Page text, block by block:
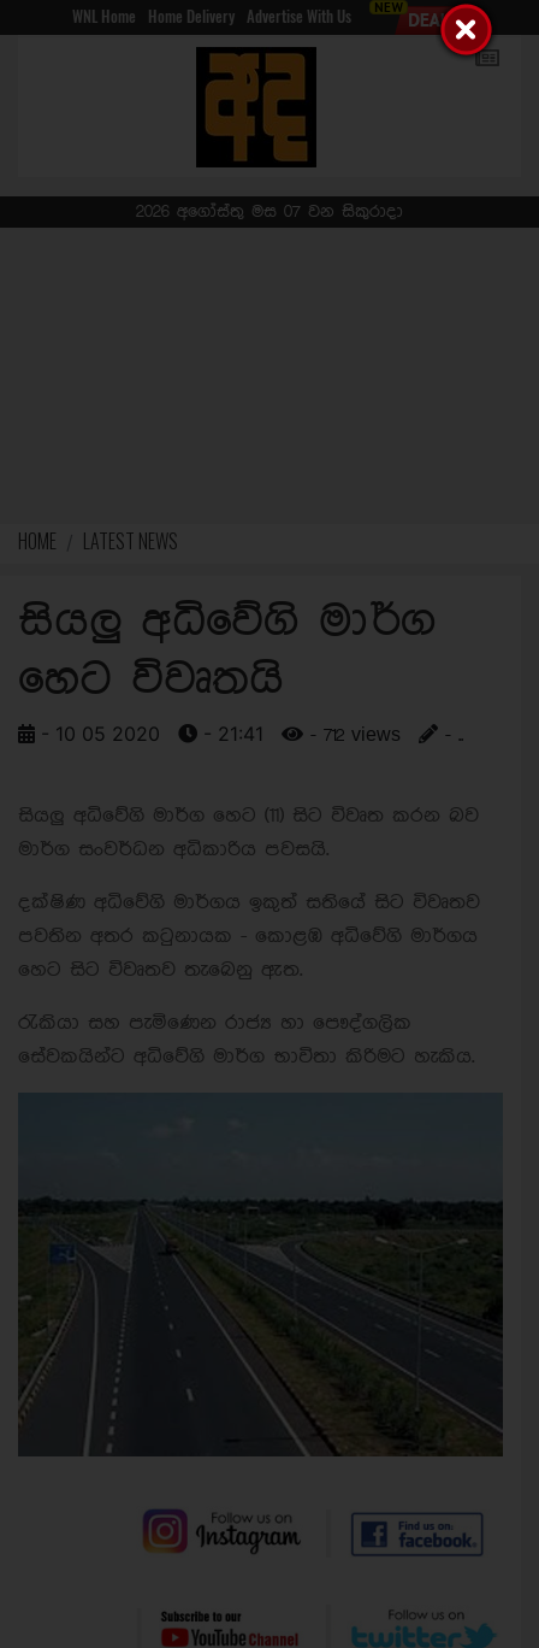
WNL Home Home Delivery Advertise With Us
2026 අගෝස්තු මස 07 වන සිකුරාදා
HOME LATEST NEWS
සියලු අධිවේගි මාර්ග
හෙට විවෘතයි
- 10 05 2020 - 21:41 - 712 views - ..
සියලු අධිවේගි මාර්ග හෙට (11) සිට විවෘත කරන බව
මාර්ග සංවර්ධන අධිකාරිය පවසයි.
දක්ෂිණ අධිවේගි මාර්ගය ඉකුත් සතියේ සිට විවෘතව
පවතින අතර කටුනායක - කොළඹ අධිවේගි මාර්ගය
හෙට සිට විවෘතව තැබෙනු ඇත.
රැකියා සහ පැමිණෙන රාජ්‍ය හා පෞද්ගලික
සේවකයින්ට අධිවේගි මාර්ග භාවිතා කිරිමට හැකිය.